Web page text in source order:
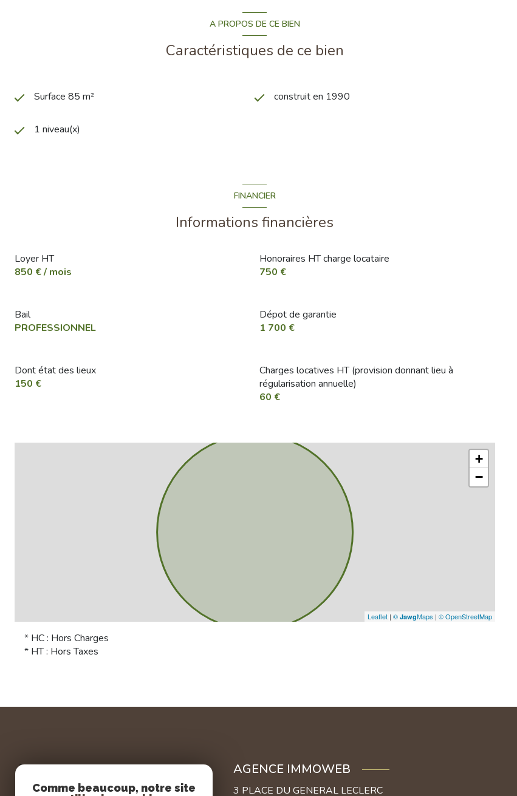
A PROPOS DE CE BIEN
Caractéristiques de ce bien
Surface 85 m² construit en 1990
1 niveau(x)
FINANCIER
Informations financières
Loyer HT
850 € / mois
Honoraires HT charge locataire
750 €
Dont état des lieux
150 €
Dépot de garantie
1 700 €
Charges locatives HT (provision donnant lieu à
régularisation annuelle)
60 €
Bail
PROFESSIONNEL
+
−
Leaflet| © JawgMaps | © OpenStreetMap
* HC : Hors Charges
* HT : Hors Taxes
AGENCE IMMOWEB
3 PLACE DU GENERAL LECLERC
Comme beaucoup, notre site